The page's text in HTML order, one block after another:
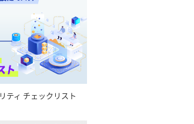
ティ チェックリスト